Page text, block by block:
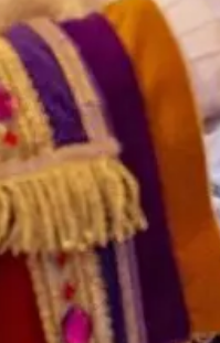
Lorem ipsum dolor
adipiscing elit, sed
incididunt ut labore
enim ad minim
ullamco laboris
consequat.